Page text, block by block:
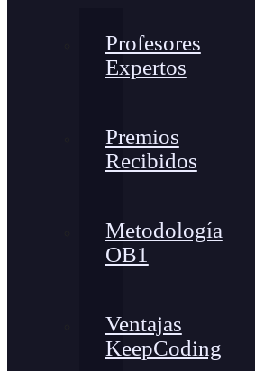
Profesores
Expertos
Premios
Recibidos
Metodología
OB1
Ventajas
KeepCoding